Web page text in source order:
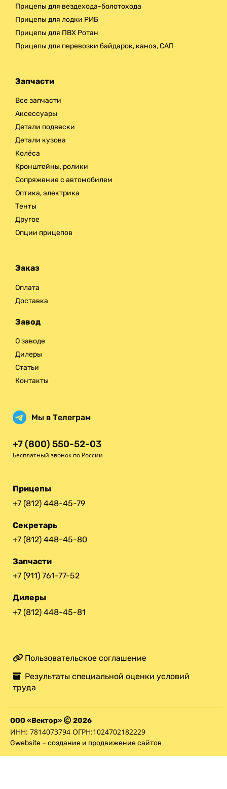
Прицепы для вездехода-болотохода
Прицепы для лодки РИБ
Прицепы для ПВХ Ротан
Прицепы для перевозки байдарок, каноэ, САП
Запчасти
Все запчасти
Аксессуары
Детали подвески
Детали кузова
Колёса
Кронштейны, ролики
Сопряжение с автомобилем
Оптика, электрика
Тенты
Другое
Опции прицепов
Заказ
Оплата
Доставка
Завод
О заводе
Дилеры
Статьи
Контакты
Мы в Телеграм
+7 (800) 550-52-03
Бесплатный звонок по России
Прицепы
+7 (812) 448-45-79
Секретарь
+7 (812) 448-45-80
Запчасти
+7 (911) 761-77-52
Дилеры
+7 (812) 448-45-81
Пользовательское соглашение
Результаты специальной оценки условий
труда
ООО «Вектор» 2026
ИНН: 7814073794 ОГРН:1024702182229
Gwebsite – создание и продвижение сайтов